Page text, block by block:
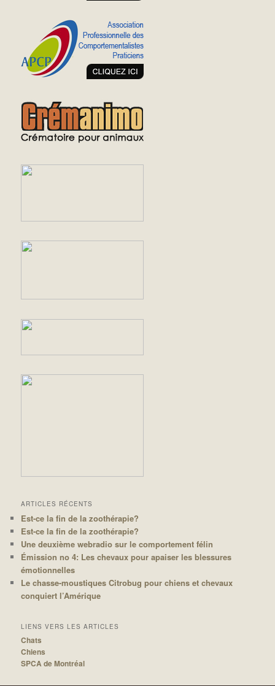
ARTICLES RÉCENTS
Est-ce la fin de la zoothérapie?
Est-ce la fin de la zoothérapie?
Une deuxième webradio sur le comportement félin
Émission no 4: Les chevaux pour apaiser les blessures
émotionnelles
Le chasse-moustiques Citrobug pour chiens et chevaux
conquiert l’Amérique
LIENS VERS LES ARTICLES
Chats
Chiens
SPCA de Montréal